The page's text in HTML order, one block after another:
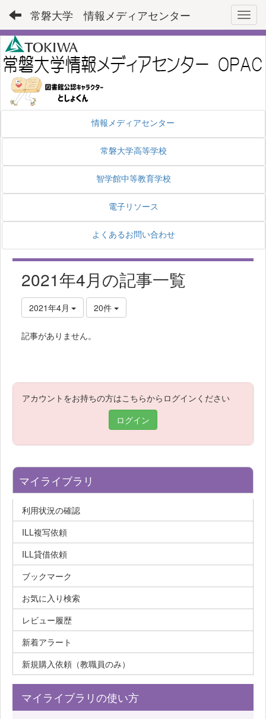
常磐大学 情報メディアセンター
情報メディアセンター
常磐大学高等学校
智学館中等教育学校
電子リソース
よくあるお問い合わせ
2021年4月の記事一覧
2021年4月 20件
記事がありません。
アカウントをお持ちの方はこちらからログインください
ログイン
マイライブラリ
利用状況の確認
ILL複写依頼
ILL貸借依頼
ブックマーク
お気に入り検索
レビュー履歴
新着アラート
新規購入依頼（教職員のみ）
マイライブラリの使い方